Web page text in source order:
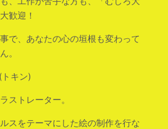
歓迎！
で、あなたの心の垣根も変わって
。
キン)
ストレーター。
スをテーマにした絵の制作を行な